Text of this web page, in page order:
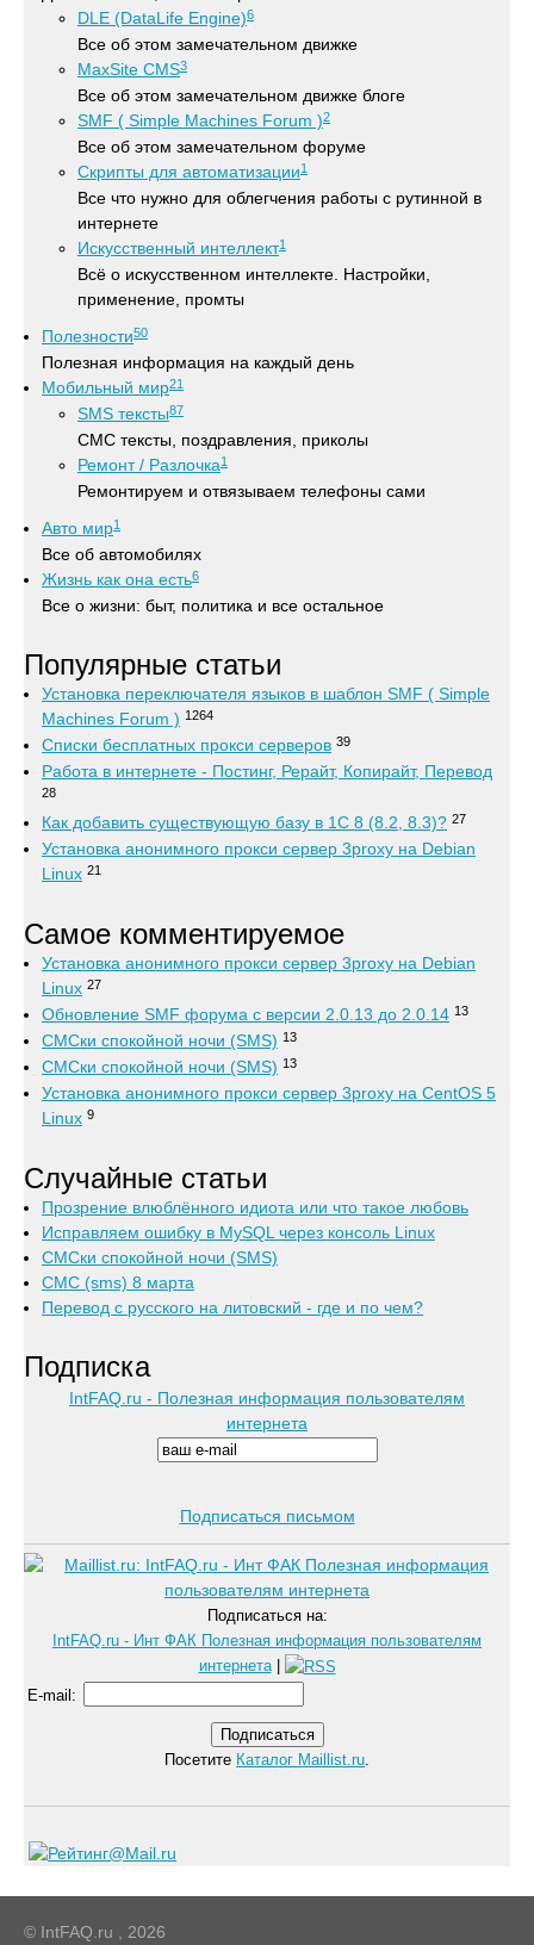
DLE (DataLife Engine)6
Все об этом замечательном движке
MaxSite CMS3
Все об этом замечательном движке блоге
SMF ( Simple Machines Forum )2
Все об этом замечательном форуме
Скрипты для автоматизации1
Все что нужно для облегчения работы с рутинной в
интернете
Искусственный интеллект1
Всё о искусственном интеллекте. Настройки,
применение, промты
Полезности50
Полезная информация на каждый день
Мобильный мир21
SMS тексты87
СМС тексты, поздравления, приколы
Ремонт / Разлочка1
Ремонтируем и отвязываем телефоны сами
Авто мир1
Все об автомобилях
Жизнь как она есть6
Все о жизни: быт, политика и все остальное
Популярные статьи
Установка переключателя языков в шаблон SMF ( Simple
Machines Forum ) 1264
Списки бесплатных прокси серверов 39
Работа в интернете - Постинг, Рерайт, Копирайт, Перевод
28
Как добавить существующую базу в 1С 8 (8.2, 8.3)? 27
Установка анонимного прокси сервер 3proxy на Debian
Linux 21
Самое комментируемое
Установка анонимного прокси сервер 3proxy на Debian
Linux 27
Обновление SMF форума с версии 2.0.13 до 2.0.14 13
СМСки спокойной ночи (SMS) 13
СМСки спокойной ночи (SMS) 13
Установка анонимного прокси сервер 3proxy на CentOS 5
Linux 9
Случайные статьи
Прозрение влюблённого идиота или что такое любовь
Исправляем ошибку в MySQL через консоль Linux
СМСки спокойной ночи (SMS)
СМС (sms) 8 марта
Перевод с русского на литовский - где и по чем?
Подписка
IntFAQ.ru - Полезная информация пользователям
интернета
Подписаться письмом
Подписаться на:
IntFAQ.ru - Инт ФАК Полезная информация пользователям
интернета|
E-mail :
Посетите Каталог Maillist.ru.
© IntFAQ.ru , 2026